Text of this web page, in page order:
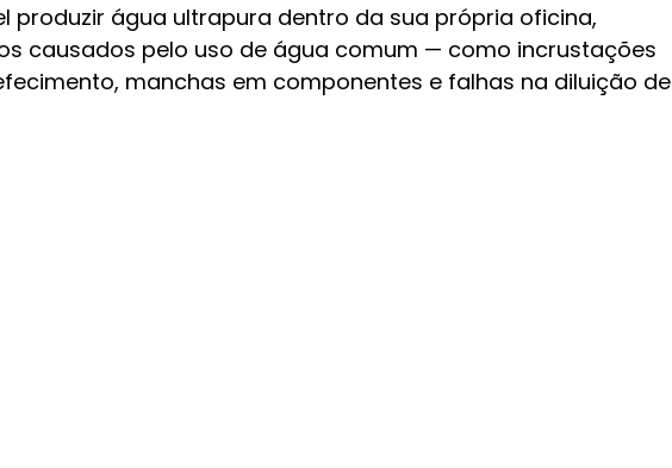
produzir água ultrapura dentro da sua própria oficina,
causados pelo uso de água comum — como incrustações
manchas em componentes e falhas na diluição de